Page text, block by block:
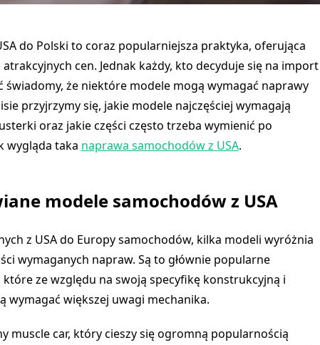
do Polski to coraz popularniejsza praktyka, oferująca
cen. Jednak każdy, kto decyduje się na import
świadomy, że niektóre modele mogą wymagać naprawy
przyjrzymy się, jakie modele najczęściej wymagają
oraz jakie części często trzeba wymienić po
wygląda taka naprawa samochodów z USA.
modele samochodów z USA
z USA do Europy samochodów, kilka modeli wyróżnia
wymaganych napraw. Są to głównie popularne
ze względu na swoją specyfikę konstrukcyjną i
wymagać większej uwagi mechanika.
muscle car, który cieszy się ogromną popularnością